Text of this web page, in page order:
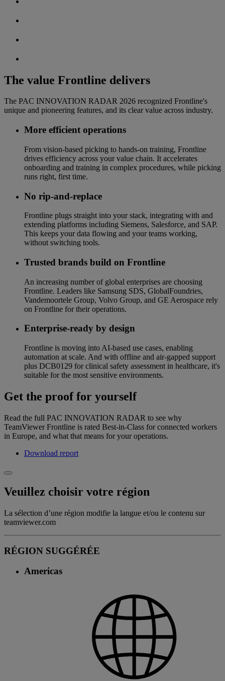
The value Frontline delivers
The PAC INNOVATION RADAR 2026 recognized Frontline's
unique and pioneering features, and its clear value across industry.
More efficient operations
From vision-based picking to hands-on training, Frontline
drives efficiency across your value chain. It accelerates
onboarding and training in complex procedures, while picking
runs right, first time.
No rip-and-replace
Frontline plugs straight into your stack, integrating with and
extending platforms including Siemens, Salesforce, and SAP.
This keeps your data flowing and your teams working,
without switching tools.
Trusted brands build on Frontline
An increasing number of global enterprises are choosing
Frontline. Leaders like Samsung SDS, GlobalFoundries,
Vandemoortele Group, Volvo Group, and GE Aerospace rely
on Frontline for their operations.
Enterprise-ready by design
Frontline is moving into AI-based use cases, enabling
automation at scale. And with offline and air-gapped support
plus DCB0129 for clinical safety assessment in healthcare, it's
suitable for the most sensitive environments.
Get the proof for yourself
Read the full PAC INNOVATION RADAR to see why
TeamViewer Frontline is rated Best-in-Class for connected workers
in Europe, and what that means for your operations.
Download report
Veuillez choisir votre région
La sélection d’une région modifie la langue et/ou le contenu sur
teamviewer.com
RÉGION SUGGÉRÉE
Americas